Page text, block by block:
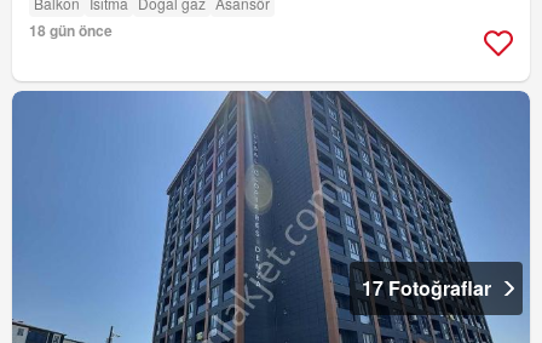
18 gün önce
17 Fotoğraflar